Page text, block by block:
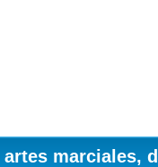
artes marciales,